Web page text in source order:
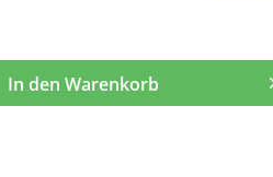
In den Warenkorb